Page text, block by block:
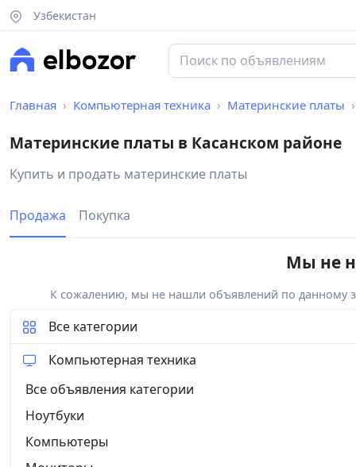
Узбекистан
Главная Компьютерная техника Материнские платы
Материнские платы в Касанском районе
Купить и продать материнские платы
Продажа Покупка
Мы не
К сожалению, мы не нашли объявлений по данному
Все категории
Компьютерная техника
Все объявления категории
Ноутбуки
Компьютеры